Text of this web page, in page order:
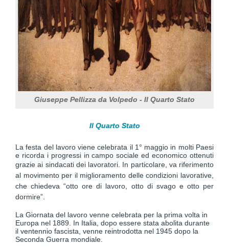
Giuseppe Pellizza da Volpedo - Il Quarto Stato
Il Quarto Stato
La festa del lavoro viene celebrata il 1° maggio in molti Paesi
e ricorda i progressi in campo sociale ed economico ottenuti
grazie ai sindacati dei lavoratori. In particolare, va riferimento
al movimento per il miglioramento delle condizioni lavorative,
che chiedeva “otto ore di lavoro, otto di svago e otto per
dormire”.
La Giornata del lavoro venne celebrata per la prima volta in
Europa nel 1889. In Italia, dopo essere stata abolita durante
il ventennio fascista, venne reintrodotta nel 1945 dopo la
Seconda Guerra mondiale.